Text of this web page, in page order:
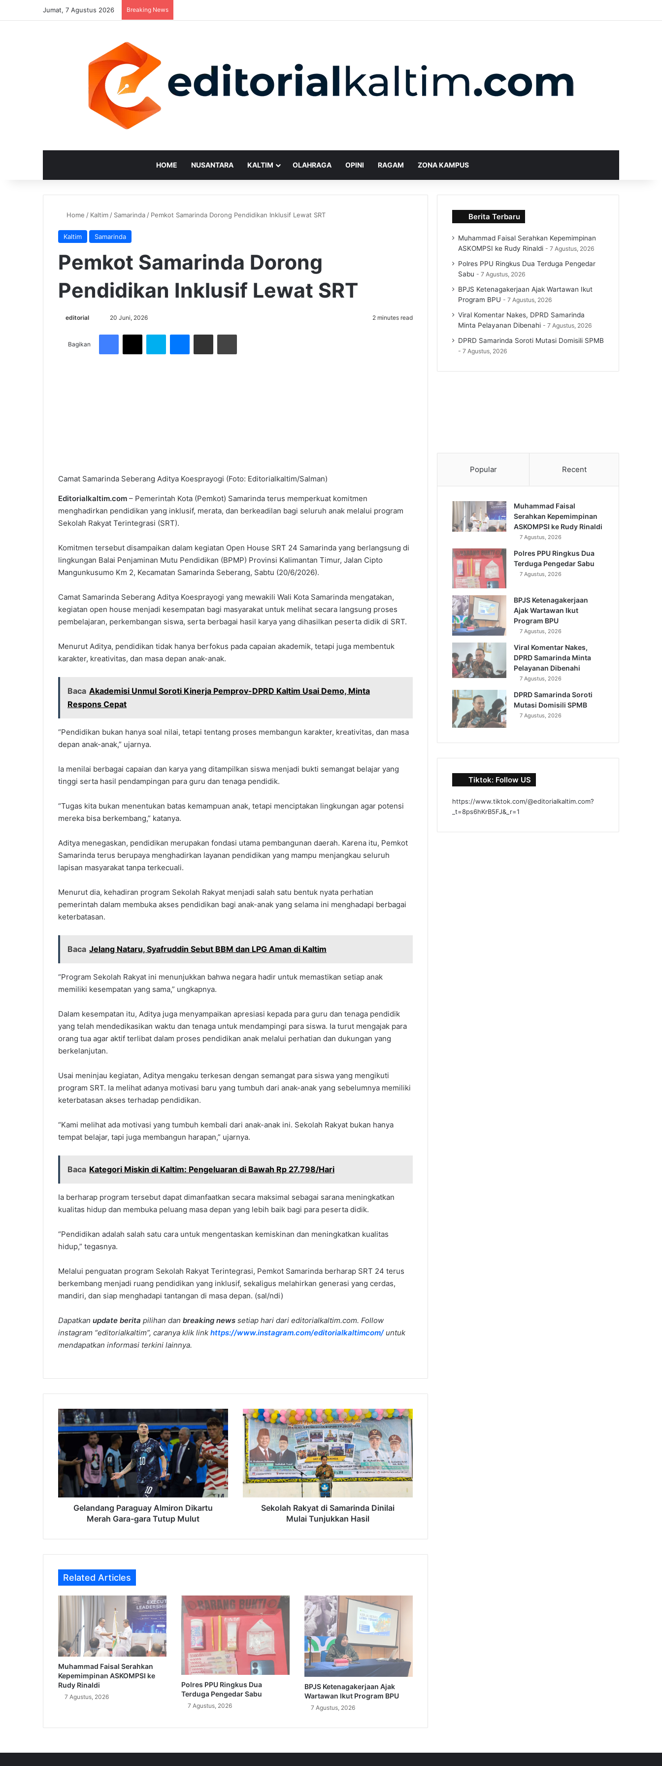
Jumat, 7 Agustus 2026 Breaking News
HOME NUSANTARA KALTIM OLAHRAGA OPINI RAGAM ZONA KAMPUS
Home / Kaltim / Samarinda / Pemkot Samarinda Dorong Pendidikan Inklusif Lewat SRT
Kaltim Samarinda
Pemkot Samarinda Dorong
Pendidikan Inklusif Lewat SRT
editorial 20 Juni, 2026 2 minutes read
Bagikan
Facebook
X Skype Messenger
Share via Email Cetak
Camat Samarinda Seberang Aditya Koesprayogi (Foto: Editorialkaltim/Salman)
Editorialkaltim.com – Pemerintah Kota (Pemkot) Samarinda terus memperkuat komitmen
menghadirkan pendidikan yang inklusif, merata, dan berkeadilan bagi seluruh anak melalui program
Sekolah Rakyat Terintegrasi (SRT).
Komitmen tersebut disampaikan dalam kegiatan Open House SRT 24 Samarinda yang berlangsung di
lingkungan Balai Penjaminan Mutu Pendidikan (BPMP) Provinsi Kalimantan Timur, Jalan Cipto
Mangunkusumo Km 2, Kecamatan Samarinda Seberang, Sabtu (20/6/2026).
Camat Samarinda Seberang Aditya Koesprayogi yang mewakili Wali Kota Samarinda mengatakan,
kegiatan open house menjadi kesempatan bagi masyarakat untuk melihat secara langsung proses
pembelajaran, perkembangan siswa, serta berbagai hasil karya yang dihasilkan peserta didik di SRT.
Menurut Aditya, pendidikan tidak hanya berfokus pada capaian akademik, tetapi juga membentuk
karakter, kreativitas, dan masa depan anak-anak.
Baca Akademisi Unmul Soroti Kinerja Pemprov-DPRD Kaltim Usai Demo, Minta
Respons Cepat
“Pendidikan bukan hanya soal nilai, tetapi tentang proses membangun karakter, kreativitas, dan masa
depan anak-anak,” ujarnya.
Ia menilai berbagai capaian dan karya yang ditampilkan siswa menjadi bukti semangat belajar yang
tinggi serta hasil pendampingan para guru dan tenaga pendidik.
“Tugas kita bukan menentukan batas kemampuan anak, tetapi menciptakan lingkungan agar potensi
mereka bisa berkembang,” katanya.
Aditya menegaskan, pendidikan merupakan fondasi utama pembangunan daerah. Karena itu, Pemkot
Samarinda terus berupaya menghadirkan layanan pendidikan yang mampu menjangkau seluruh
lapisan masyarakat tanpa terkecuali.
Menurut dia, kehadiran program Sekolah Rakyat menjadi salah satu bentuk nyata perhatian
pemerintah dalam membuka akses pendidikan bagi anak-anak yang selama ini menghadapi berbagai
keterbatasan.
Baca Jelang Nataru, Syafruddin Sebut BBM dan LPG Aman di Kaltim
“Program Sekolah Rakyat ini menunjukkan bahwa negara hadir untuk memastikan setiap anak
memiliki kesempatan yang sama,” ungkapnya.
Dalam kesempatan itu, Aditya juga menyampaikan apresiasi kepada para guru dan tenaga pendidik
yang telah mendedikasikan waktu dan tenaga untuk mendampingi para siswa. Ia turut mengajak para
orang tua agar aktif terlibat dalam proses pendidikan anak melalui perhatian dan dukungan yang
berkelanjutan.
Usai meninjau kegiatan, Aditya mengaku terkesan dengan semangat para siswa yang mengikuti
program SRT. Ia melihat adanya motivasi baru yang tumbuh dari anak-anak yang sebelumnya memiliki
keterbatasan akses terhadap pendidikan.
“Kami melihat ada motivasi yang tumbuh kembali dari anak-anak ini. Sekolah Rakyat bukan hanya
tempat belajar, tapi juga membangun harapan,” ujarnya.
Baca Kategori Miskin di Kaltim: Pengeluaran di Bawah Rp 27.798/Hari
Ia berharap program tersebut dapat dimanfaatkan secara maksimal sebagai sarana meningkatkan
kualitas hidup dan membuka peluang masa depan yang lebih baik bagi para peserta didik.
“Pendidikan adalah salah satu cara untuk mengentaskan kemiskinan dan meningkatkan kualitas
hidup,” tegasnya.
Melalui penguatan program Sekolah Rakyat Terintegrasi, Pemkot Samarinda berharap SRT 24 terus
berkembang menjadi ruang pendidikan yang inklusif, sekaligus melahirkan generasi yang cerdas,
mandiri, dan siap menghadapi tantangan di masa depan. (sal/ndi)
Dapatkan update berita pilihan dan breaking news setiap hari dari editorialkaltim.com. Follow
instagram “editorialkaltim”, caranya klik link https://www.instagram.com/editorialkaltimcom/untuk
mendapatkan informasi terkini lainnya.
Gelandang
Paraguay
Almiron
Dikartu
Merah
Gara-
gara
Mulut
Gelandang Paraguay Almiron Dikartu
Merah Gara-gara Tutup Mulut
Sekolah
Rakyat
di
Samarinda
Dinilai
Mulai
Tunjukkan
Hasil
Sekolah Rakyat di Samarinda Dinilai
Mulai Tunjukkan Hasil
Related Articles
Muhammad Faisal Serahkan
Kepemimpinan ASKOMPSI ke
Rudy Rinaldi
7 Agustus, 2026
Polres PPU Ringkus Dua
Terduga Pengedar Sabu
7 Agustus, 2026
BPJS Ketenagakerjaan Ajak
Wartawan Ikut Program BPU
7 Agustus, 2026
Berita Terbaru
Muhammad Faisal Serahkan Kepemimpinan
ASKOMPSI ke Rudy Rinaldi
7 Agustus, 2026
Polres PPU Ringkus Dua Terduga Pengedar
Sabu
7 Agustus, 2026
BPJS Ketenagakerjaan Ajak Wartawan Ikut
Program BPU
7 Agustus, 2026
Viral Komentar Nakes, DPRD Samarinda
Minta Pelayanan Dibenahi
7 Agustus, 2026
DPRD Samarinda Soroti Mutasi Domisili SPMB
7 Agustus, 2026
Popular Recent
Muhammad Faisal
Serahkan Kepemimpinan
ASKOMPSI ke Rudy Rinaldi
7 Agustus, 2026
Polres PPU Ringkus Dua
Terduga Pengedar Sabu
7 Agustus, 2026
BPJS Ketenagakerjaan
Ajak Wartawan Ikut
Program BPU
7 Agustus, 2026
Viral Komentar Nakes,
DPRD Samarinda Minta
Pelayanan Dibenahi
7 Agustus, 2026
DPRD Samarinda Soroti
Mutasi Domisili SPMB
7 Agustus, 2026
Tiktok: Follow US
https://www.tiktok.com/@editorialkaltim.com?
_t=8ps6hKrB5FJ&_r=1